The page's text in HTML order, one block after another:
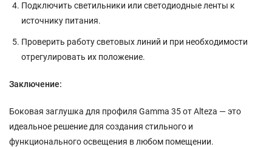
Подключить светильники или светодиодные ленты к
источнику питания.
Проверить работу световых линий и при необходимости
отрегулировать их положение.
Заключение:
Боковая заглушка для профиля Gamma 35 от Alteza — это
идеальное решение для создания стильного и
функционального освещения в любом помещении.